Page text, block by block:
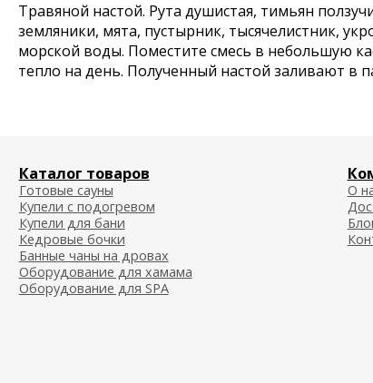
Травяной настой. Рута душистая, тимьян
земляники, мята, пустырник, тысячелистник,
морской воды. Поместите смесь в небольшую
тепло на день. Полученный настой заливают в
Блог
Купели для бани
Кедровые бочки
Банные чаны на дровах
Оборудование для хамама
Оборудование для SPA